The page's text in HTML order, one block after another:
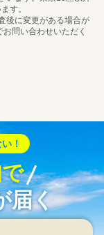
す。
後に変更がある場合が
問い合わせいただく
！
届く